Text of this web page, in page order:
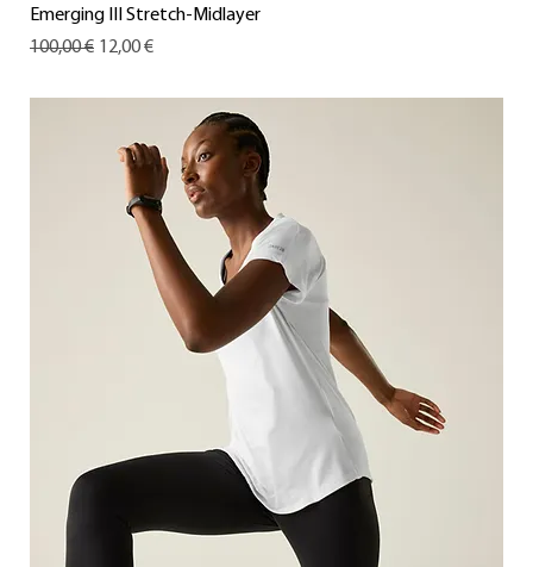
Emerging III Stretch-Midlayer
Standardpreis
100,00 € Sale-Preis
12,00 €